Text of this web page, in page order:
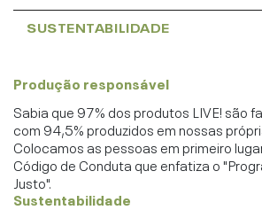
SUSTENTABILIDADE
Produção responsável
Sabia que 97% dos produtos LIVE! são
com 94,5% produzidos em nossas
Colocamos as pessoas em primeiro
Código de Conduta que enfatiza o
Justo".
Sustentabilidade